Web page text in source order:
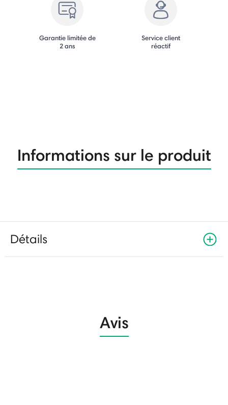
Garantie limitée de
2 ans
Service client
réactif
Informations sur le produit
Détails
Avis